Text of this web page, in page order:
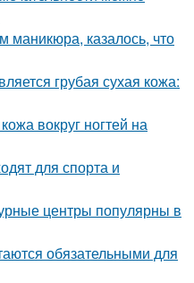
маникюра, казалось, что
грубая сухая кожа:
вокруг ногтей на
для спорта и
центры популярны в
обязательными для